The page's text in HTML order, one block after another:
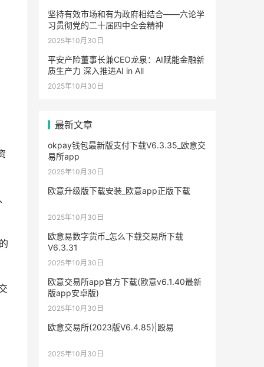
坚持有效市场和有为政府相结合——六论学
习贯彻党的二十届四中全会精神
2025年10月30日
平安产险董事长兼CEO龙泉：AI赋能金融新
质生产力 深入推进AI in All
2025年10月30日
最新文章
okpay钱包最新版支付下载V6.3.35_欧意交
易所app
2025年10月30日
欧意升级版下载安装_欧意app正版下载
2025年10月30日
欧意易数字货币_怎么下载交易所下载
V6.3.31
2025年10月30日
欧意交易所app官方下载(欧意v6.1.40最新
版app安卓版)
2025年10月30日
欧意交易所(2023版V6.4.85)|殴易
2025年10月30日